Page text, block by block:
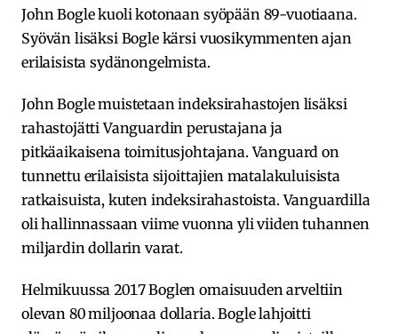
John Bogle kuoli kotonaan syöpään 89-vuotiaana.
Syövän lisäksi Bogle kärsi vuosikymmenten ajan
erilaisista sydänongelmista.
John Bogle muistetaan indeksirahastojen lisäksi
rahastojätti Vanguardin perustajana ja
pitkäaikaisena toimitusjohtajana. Vanguard on
tunnettu erilaisista sijoittajien matalakuluisista
ratkaisuista, kuten indeksirahastoista. Vanguardilla
oli hallinnassaan viime vuonna yli viiden tuhannen
miljardin dollarin varat.
Helmikuussa 2017 Boglen omaisuuden arveltiin
olevan 80 miljoonaa dollaria. Bogle lahjoitti